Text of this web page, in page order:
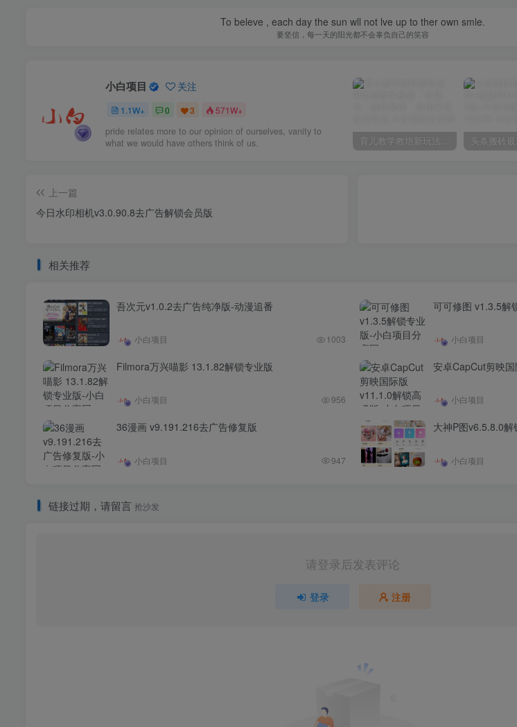
To beleve , each day the sun wll not lve up to ther own smle.
要坚信，每一天的阳光都不会辜负自己的笑容
小白项目 关注
1.1W+ 0 3 571W+
pride relates more to our opinion of ourselves, vanity to
what we would have others think of us.
上一篇
今日水印相机v3.0.90.8去广告解锁会员版
相关推荐
吾次元v1.0.2去广告纯净版-动漫追番
小白项目 1003
可可修图 v1.3.5解
小白项目
Filmora万兴喵影 13.1.82解锁专业版
小白项目 956
安卓CapCut剪映
小白项目
36漫画 v9.191.216去广告修复版
小白项目 947
大神P图v6.5.8.0解
小白项目
链接过期，请留言 抢沙发
请登录后发表评论
登录 注册